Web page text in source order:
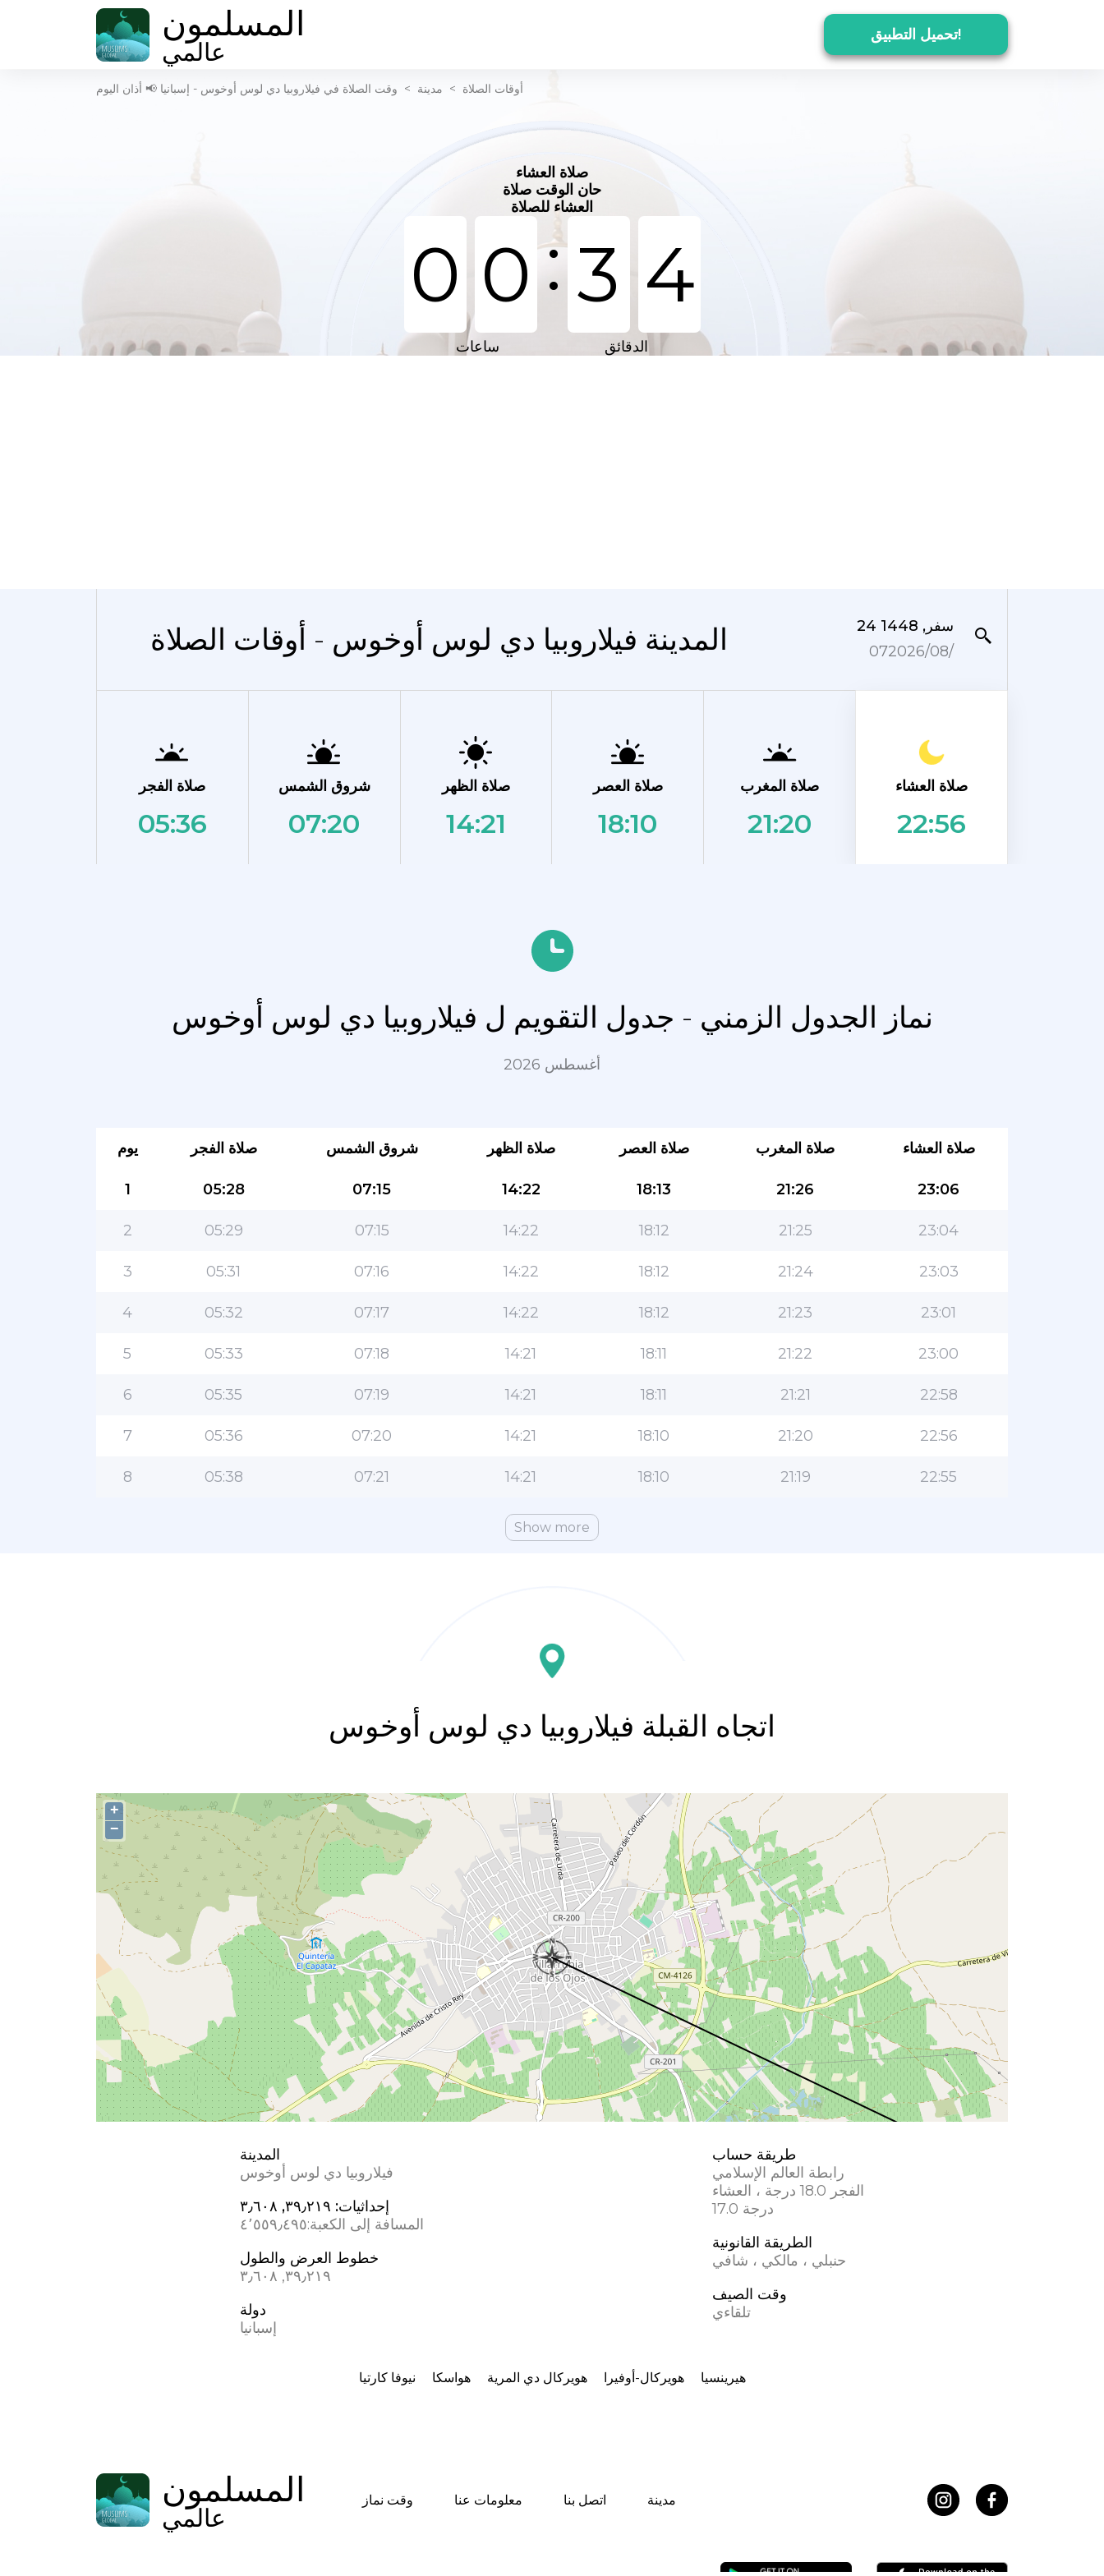
المسلمون
عالمي تحميل التطبيق!
أوقات الصلاة > مدينة > وقت الصلاة في فيلاروبيا دي لوس أوخوس - إسبانيا 📢 أذان اليوم
صلاة العشاء
حان الوقت صلاة
العشاء للصلاة
0 0:3 4
ساعات الدقائق
المدينة فيلاروبيا دي لوس أوخوس - أوقات الصلاة
24 سفر, 1448
07‏/08‏/2026
صلاة الفجر
05:36
شروق الشمس
07:20
صلاة الظهر
14:21
صلاة العصر
18:10
صلاة المغرب
21:20
صلاة العشاء
22:56
نماز الجدول الزمني - جدول التقويم ل فيلاروبيا دي لوس أوخوس
أغسطس 2026
يوم صلاة الفجر شروق الشمس صلاة الظهر صلاة العصر صلاة المغرب صلاة العشاء
1 05:28 07:15 14:22 18:13 21:26 23:06
2 05:29 07:15 14:22 18:12 21:25 23:04
3 05:31 07:16 14:22 18:12 21:24 23:03
4 05:32 07:17 14:22 18:12 21:23 23:01
5 05:33 07:18 14:21 18:11 21:22 23:00
6 05:35 07:19 14:21 18:11 21:21 22:58
7 05:36 07:20 14:21 18:10 21:20 22:56
8 05:38 07:21 14:21 18:10 21:19 22:55
Show more
اتجاه القبلة فيلاروبيا دي لوس أوخوس
+
−
المدينة
فيلاروبيا دي لوس أوخوس
إحداثيات: ٣٩٫٢١٩, ؜٣٫٦٠٨
المسافة إلى الكعبة:٤٬٥٥٩٫٤٩٥
خطوط العرض والطول
٣٩٫٢١٩, ؜٣٫٦٠٨
دولة
إسبانيا
طريقة حساب
رابطة العالم الإسلامي
الفجر 18.0 درجة ، العشاء
17.0 درجة
الطريقة القانونية
حنبلي ، مالكي ، شافي
وقت الصيف
تلقاءي
نيوفا كارتيا هواسكا هويركال دي المرية هويركال-أوفيرا هيرينسيا
المسلمون
عالمي وقت نماز معلومات عنا اتصل بنا مدينة
التطبيق الأكثر شعبية للمسلمين!
التطبيق الإسلامي الشهير لنمط الحياة ، مع ميزات سهلة